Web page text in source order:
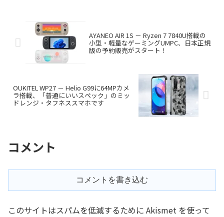
AYANEO AIR 1S － Ryzen 7 7840U搭載の
小型・軽量なゲーミングUMPC、日本正規
版の予約販売がスタート！
OUKITEL WP27 － Helio G99に64MPカメ
ラ搭載、「普通にいいスペック」のミッ
ドレンジ・タフネススマホです
コメント
コメントを書き込む
このサイトはスパムを低減するために Akismet を使って